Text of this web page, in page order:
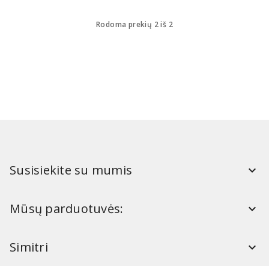
Rodoma prekių 2 iš 2
Susisiekite su mumis
Mūsų parduotuvės:
Simitri